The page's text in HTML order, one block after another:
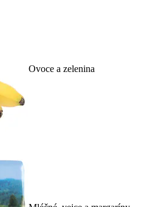
Ovoce a zelenina